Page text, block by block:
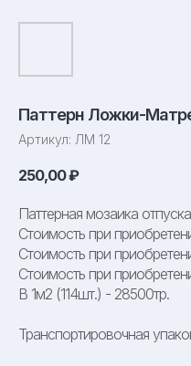
Паттерн Ложки-
Артикул: ЛМ 12
250,00₽
Паттерная мозаика
Стоимость при
Стоимость при
Стоимость при
В 1м2 (114шт.) - 28500тр.
Транспортировочная